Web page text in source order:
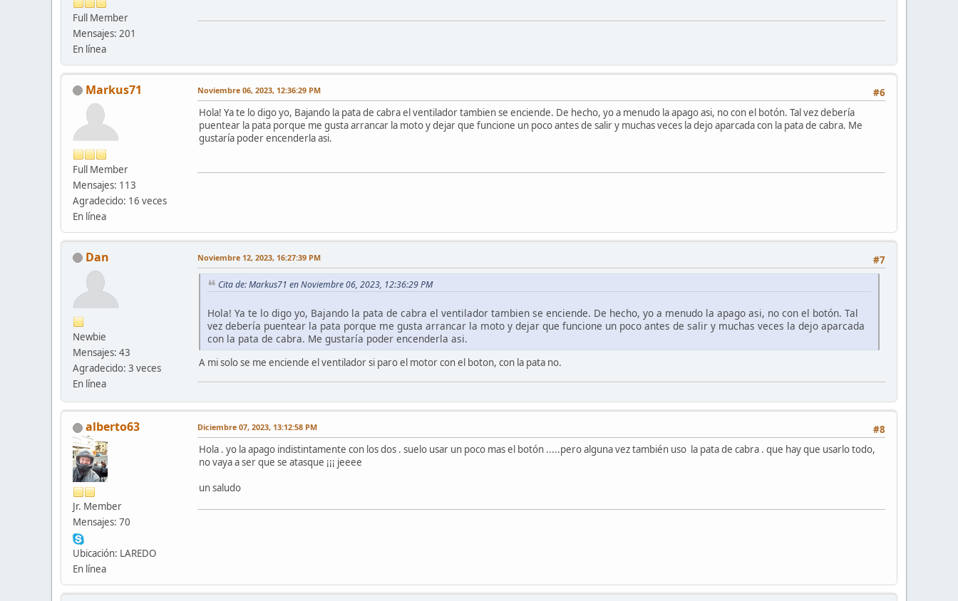
Full Member
Mensajes: 201
En línea
Markus71
Full Member
Mensajes: 113
Agradecido: 16 veces
En línea
#6
Noviembre 06, 2023, 12:36:29 PM
Hola! Ya te lo digo yo, Bajando la pata de cabra el ventilador tambien se enciende. De hecho, yo a menudo la apago asi, no con el botón. Tal vez debería
puentear la pata porque me gusta arrancar la moto y dejar que funcione un poco antes de salir y muchas veces la dejo aparcada con la pata de cabra. Me
gustaría poder encenderla asi.
Dan
Newbie
Mensajes: 43
Agradecido: 3 veces
En línea
#7
Noviembre 12, 2023, 16:27:39 PM
Cita de: Markus71 en Noviembre 06, 2023, 12:36:29 PM
Hola! Ya te lo digo yo, Bajando la pata de cabra el ventilador tambien se enciende. De hecho, yo a menudo la apago asi, no con el botón. Tal
vez debería puentear la pata porque me gusta arrancar la moto y dejar que funcione un poco antes de salir y muchas veces la dejo aparcada
con la pata de cabra. Me gustaría poder encenderla asi.
A mi solo se me enciende el ventilador si paro el motor con el boton, con la pata no.
alberto63
Jr. Member
Mensajes: 70
Ubicación: LAREDO
En línea
#8
Diciembre 07, 2023, 13:12:58 PM
Hola . yo la apago indistintamente con los dos . suelo usar un poco mas el botón .....pero alguna vez también uso la pata de cabra . que hay que usarlo todo,
no vaya a ser que se atasque ¡¡¡ jeeee
un saludo